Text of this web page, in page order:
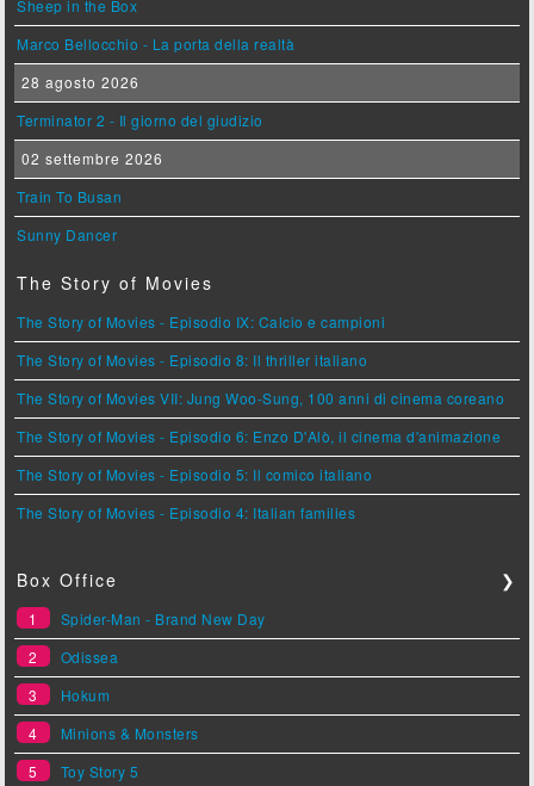
Sheep in the Box
Marco Bellocchio - La porta della realtà
28 agosto 2026
Terminator 2 - Il giorno del giudizio
02 settembre 2026
Train To Busan
Sunny Dancer
The Story of Movies
The Story of Movies - Episodio IX: Calcio e campioni
The Story of Movies - Episodio 8: Il thriller italiano
The Story of Movies VII: Jung Woo-Sung, 100 anni di cinema coreano
The Story of Movies - Episodio 6: Enzo D'Alò, il cinema d'animazione
The Story of Movies - Episodio 5: Il comico italiano
The Story of Movies - Episodio 4: Italian families
Box Office ❯
1
Spider-Man - Brand New Day
2
Odissea
3
Hokum
4
Minions & Monsters
5
Toy Story 5